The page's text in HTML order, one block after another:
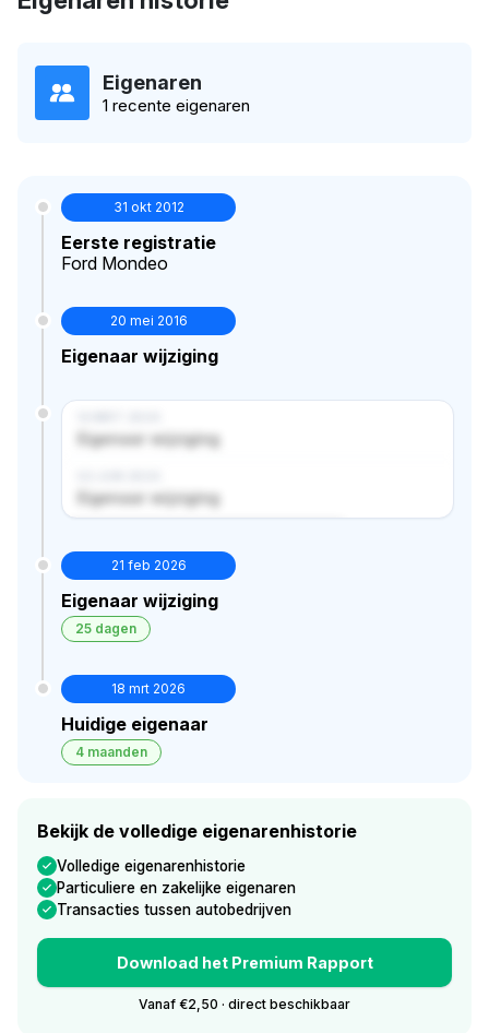
Eigenaren
1 recente eigenaren
31 okt 2012
Eerste registratie
Ford Mondeo
20 mei 2016
Eigenaar wijziging
Eigenaar wijziging
Eigenaar wijziging
21 feb 2026
Eigenaar wijziging
25 dagen
18 mrt 2026
Huidige eigenaar
4 maanden
Bekijk de volledige eigenarenhistorie
Volledige eigenarenhistorie
Particuliere en zakelijke eigenaren
Transacties tussen autobedrijven
Download het Premium Rapport
Vanaf €2,50 · direct beschikbaar